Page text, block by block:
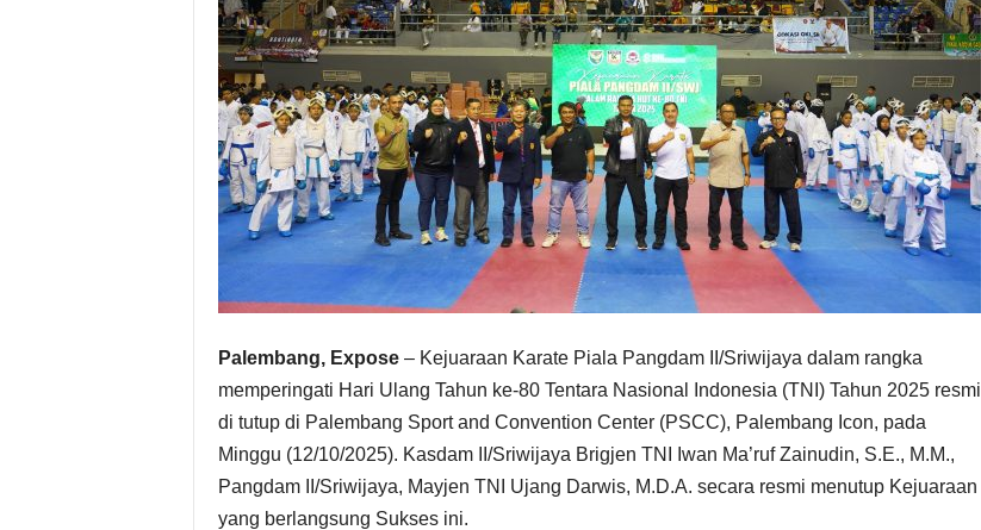
Palembang, Expose– Kejuaraan Karate Piala Pangdam II/Sriwijaya dalam rangka
memperingati Hari Ulang Tahun ke-80 Tentara Nasional Indonesia (TNI) Tahun 2025 resmi
di tutup di Palembang Sport and Convention Center (PSCC), Palembang Icon, pada
Minggu (12/10/2025). Kasdam II/Sriwijaya Brigjen TNI Iwan Ma’ruf Zainudin, S.E., M.M.,
Pangdam II/Sriwijaya, Mayjen TNI Ujang Darwis, M.D.A. secara resmi menutup Kejuaraan
yang berlangsung Sukses ini.